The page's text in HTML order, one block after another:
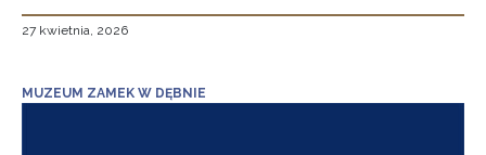
27 kwietnia, 2026
MUZEUM ZAMEK W DĘBNIE